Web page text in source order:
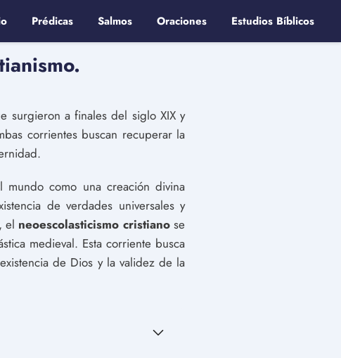
Prédicas Salmos Oraciones Estudios Bíblicos
surgieron a finales del siglo XIX y
corrientes buscan recuperar la
como una creación divina
de verdades universales y
el neoescolasticismo cristianose
medieval. Esta corriente busca
de Dios y la validez de la